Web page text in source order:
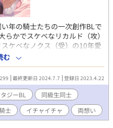
年の騎士たちの一次創作BLで
かでスケベなリカルド（攻）
ケベなノクス（受）の10年愛
ただければ幸いです。この二
を集めた中編集でどこからで
ります。 最新話は二人の初体
もだした二人の恋愛をお楽し
ロッパ風の世界観ですがあく
込みはご遠慮ください。 小説
いますが、もしちょっとでも
、ご感想をいただけると死ぬ
む
最終更新日 2024.7.7 登録日 2023.4.22
ジーBL
同級生同士
士 イチャイチャ 両想い